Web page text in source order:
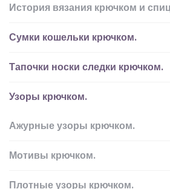
История вязания крючком и
Сумки кошельки крючком.
Тапочки носки следки крючком.
Узоры крючком.
Ажурные узоры крючком.
Мотивы крючком.
Плотные узоры крючком.